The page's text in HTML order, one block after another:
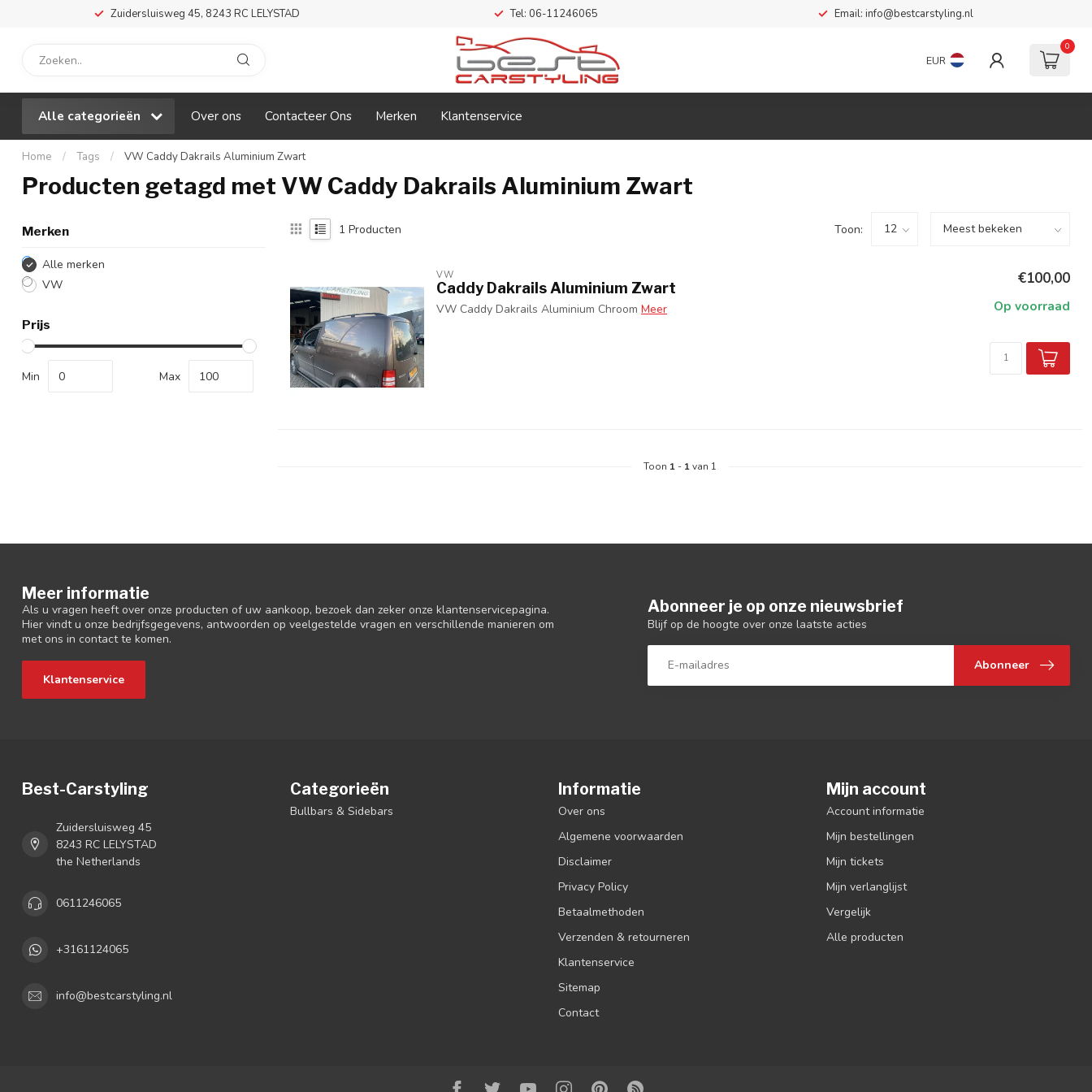
Zuidersluisweg 45, 8243 RC LELYSTAD Tel: 06-11246065 Email: info@bestcarstyling.nl
EUR
0
Alle categorieën Over ons Contacteer Ons Merken Klantenservice
Home / Tags / VW Caddy Dakrails Aluminium Zwart
Producten getagd met VW Caddy Dakrails Aluminium Zwart
Merken
Alle merken
VW
Prijs
Min Max
1 Producten Toon:
VW
Caddy Dakrails Aluminium Zwart
VW Caddy Dakrails Aluminium Chroom Meer
€100,00
Op voorraad
Toon 1 - 1van 1
Meer informatie
Als u vragen heeft over onze producten of uw aankoop, bezoek dan zeker onze klantenservicepagina.
Hier vindt u onze bedrijfsgegevens, antwoorden op veelgestelde vragen en verschillende manieren om
met ons in contact te komen.
Klantenservice
Abonneer je op onze nieuwsbrief
Blijf op de hoogte over onze laatste acties
Abonneer
Best-Carstyling
Zuidersluisweg 45
8243 RC LELYSTAD
the Netherlands
0611246065
+3161124065
info@bestcarstyling.nl
Categorieën
Bullbars & Sidebars
Informatie
Over ons
Algemene voorwaarden
Disclaimer
Privacy Policy
Betaalmethoden
Verzenden & retourneren
Klantenservice
Sitemap
Contact
Mijn account
Account informatie
Mijn bestellingen
Mijn tickets
Mijn verlanglijst
Vergelijk
Alle producten